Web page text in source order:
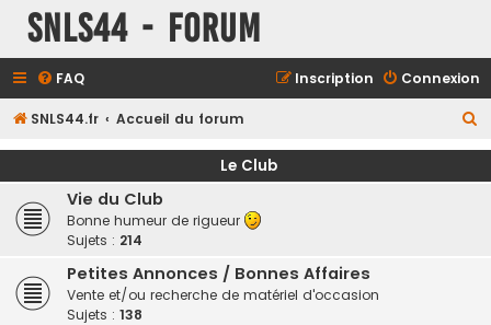
SNLS44 - Forum
FAQ Connexion
Inscription
SNLS44.fr Accueil du forum
e
Le Club
Vie du Club
Bonne humeur de rigueur
Sujets : 214
Petites Annonces / Bonnes Affaires
Vente et/ou recherche de matériel d'occasion
Sujets : 138